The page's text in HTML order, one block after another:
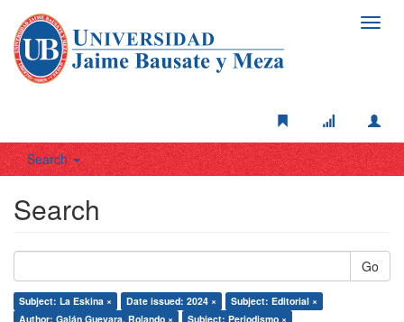
Search
Search
Go
Subject: La Eskina × Date issued: 2024 ×
Subject: Editorial ×
Author: Galán Guevara, Rolando ×
Subject: Periodismo ×